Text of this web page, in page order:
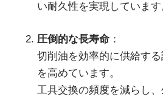
い耐久性を実現しています
圧倒的な長寿命 ：
切削油を効率的に供給す
を高めています。
工具交換の頻度を減らし